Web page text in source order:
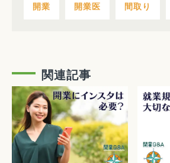
開業 開業医 間取り
関連記事